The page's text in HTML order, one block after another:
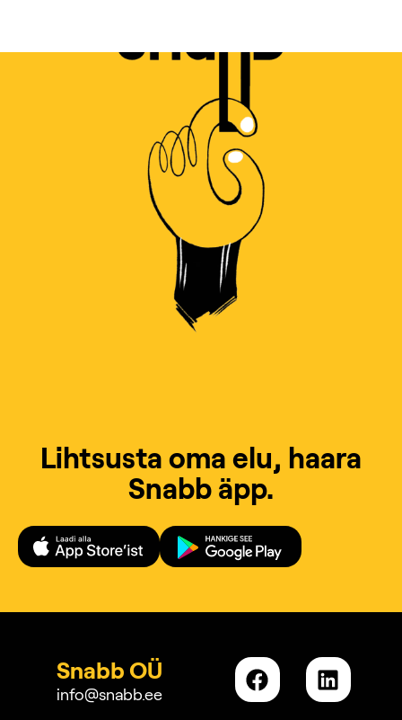
Lihtsusta oma elu, haara
Snabb äpp.
Snabb OÜ
info@snabb.ee